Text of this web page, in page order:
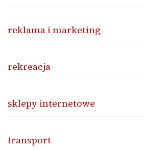
reklama i marketing
rekreacja
sklepy internetowe
transport